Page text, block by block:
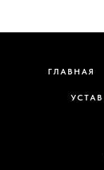
ГЛАВНАЯ
УСТАВ